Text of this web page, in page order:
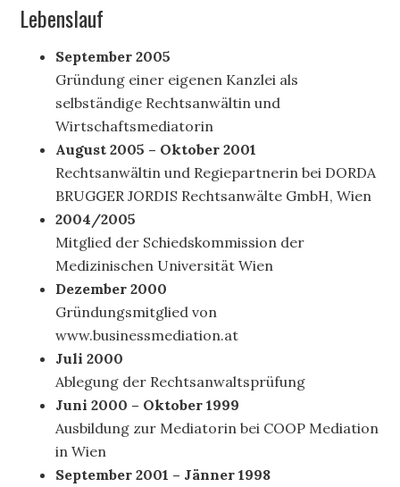
Lebenslauf
September 2005
Gründung einer eigenen Kanzlei als
selbständige Rechtsanwältin und
Wirtschaftsmediatorin
August 2005 – Oktober 2001
Rechtsanwältin und Regiepartnerin bei DORDA
BRUGGER JORDIS Rechtsanwälte GmbH, Wien
2004/2005
Mitglied der Schiedskommission der
Medizinischen Universität Wien
Dezember 2000
Gründungsmitglied von
www.businessmediation.at
Juli 2000
Ablegung der Rechtsanwaltsprüfung
Juni 2000 – Oktober 1999
Ausbildung zur Mediatorin bei COOP Mediation
in Wien
September 2001 – Jänner 1998